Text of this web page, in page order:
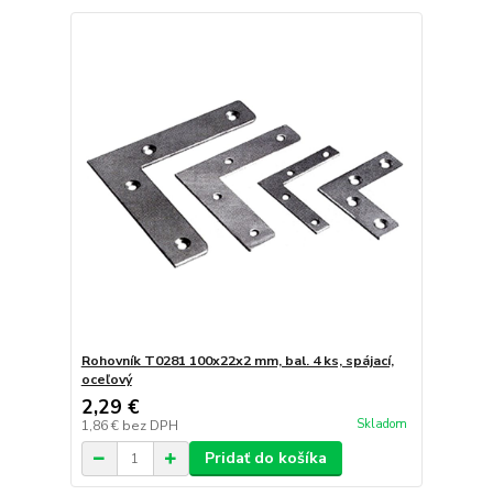
Rohovník T0281 100x22x2 mm, bal. 4 ks, spájací,
oceľový
2,29 €
1,86 € bez DPH Skladom
Pridať do košíka